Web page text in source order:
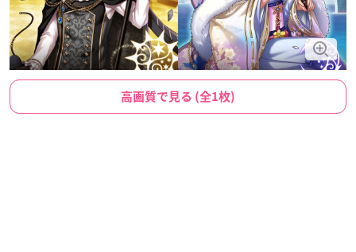
高画質で見る (全1枚)